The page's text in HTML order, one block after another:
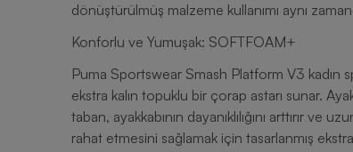
dönüştürülmüş malzeme kullanımı aynı
Konforlu ve Yumuşak: SOFTFOAM+
Puma Sportswear Smash Platform V3 kadın
ekstra kalın topuklu bir çorap astarı sunar.
taban, ayakkabının dayanıklılığını arttırır ve
rahat etmesini sağlamak için tasarlanmış